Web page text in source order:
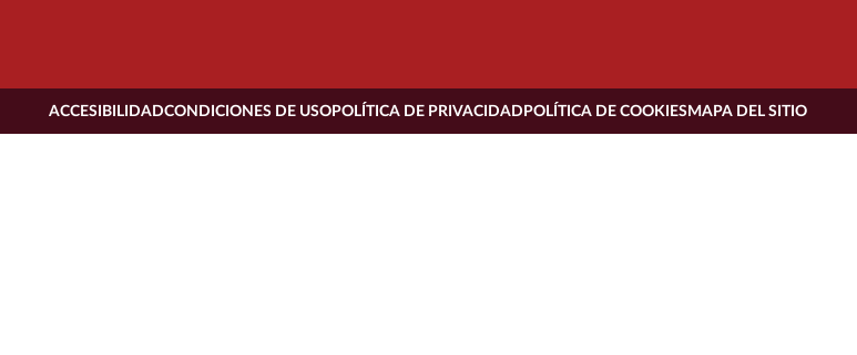
ACCESIBILIDADCONDICIONES DE USOPOLÍTICA DE PRIVACIDAD POLÍTICA DE COOKIESMAPA DEL SITIO